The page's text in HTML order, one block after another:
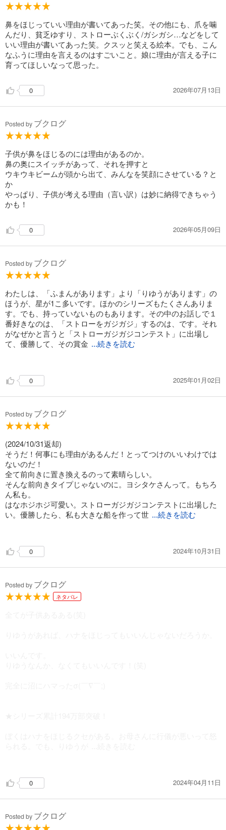
鼻をほじっていい理由が書いてあった笑。その他にも、爪を噛
んだり、貧乏ゆすり、ストローぶくぶく/ガシガシ…などをして
いい理由が書いてあった笑。クスッと笑える絵本。でも、こん
なふうに理由を言えるのはすごいこと。娘に理由が言える子に
育ってほしいなって思った。
0 2026年07月13日
Posted by ブクログ
子供が鼻をほじるのには理由があるのか。
鼻の奥にスイッチがあって、それを押すと
ウキウキビームが頭から出て、みんなを笑顔にさせている？と
か
やっぱり、子供が考える理由（言い訳）は妙に納得できちゃう
かも！
0 2026年05月09日
Posted by ブクログ
わたしは、「ふまんがあります」より「りゆうがあります」の
ほうが、星が1こ多いです。ほかのシリーズもたくさんありま
す。でも、持っていないものもあります。その中のお話しで１
番好きなのは、「ストローをガジガジ」するのは、です。それ
がなぜかと言うと「ストローガジガジコンテスト」に出場し
て、優勝して、その賞金 ...続きを読む
から。と言ってておもしろいなとおもった。
0 2025年01月02日
Posted by ブクログ
(2024/10/31返却)
そうだ！何事にも理由があるんだ！とってつけのいいわけでは
ないのだ！
全て前向きに置き換えるのって素晴らしい。
そんな前向きタイプじゃないのに。ヨシタケさんって。もちろ
ん私も。
はなホジホジ可愛い。ストローガジガジコンテストに出場した
い。優勝したら、私も大きな船を作って世 ...続きを読む
0 2024年10月31日
Posted by ブクログ
ネタバレ
著者について
1973年、神奈川県生まれ。筑波大学大学院芸術研究科総合造形
0 2024年04月11日
Posted by ブクログ